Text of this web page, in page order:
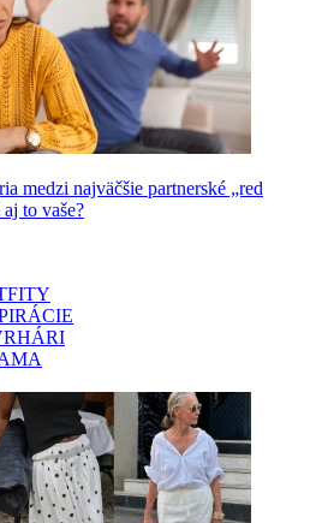
medzi najväčšie partnerské „red
to vaše?